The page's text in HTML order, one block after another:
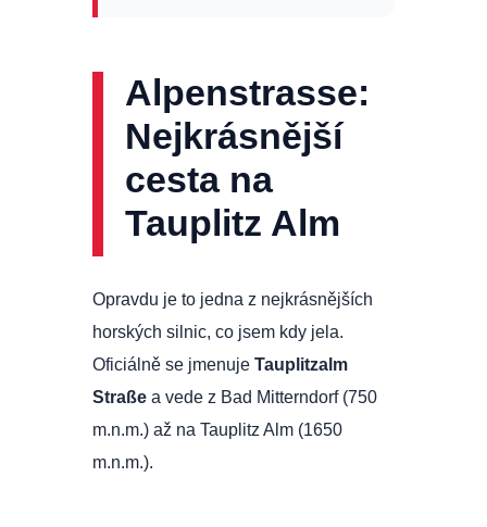
Alpenstrasse:
Nejkrásnější
cesta na
Tauplitz Alm
Opravdu je to jedna z nejkrásnějších
horských silnic, co jsem kdy jela.
Oficiálně se jmenuje Tauplitzalm
Straßea vede z Bad Mitterndorf (750
m.n.m.) až na Tauplitz Alm (1650
m.n.m.).